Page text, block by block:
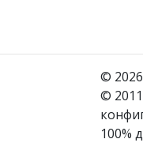
©
©
100%